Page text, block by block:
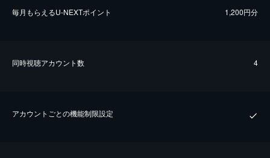
毎⽉もらえるU-NEXTポイント 1,200円分
同時視聴アカウント数 4
アカウントごとの機能制限設定